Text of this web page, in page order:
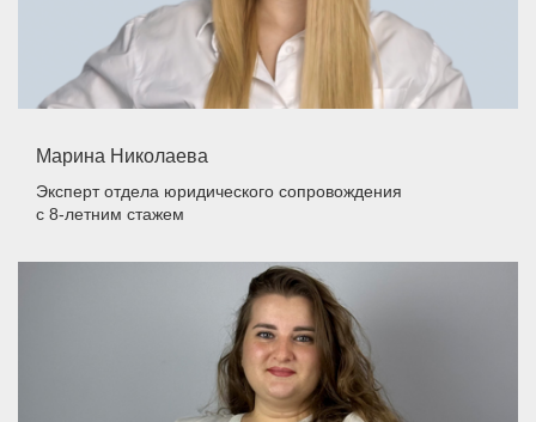
Марина Николаева
Эксперт отдела юридического сопровождения
с 8-летним стажем